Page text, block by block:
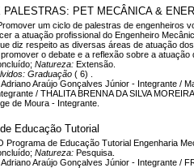
PALESTRAS: PET MECÂNICA &
um ciclo de palestras de engenheiros
a atuação profissional do Engenheiro
diz respeito as diversas áreas de atuação
o debate e a reflexão sobre a
Natureza: Extensão.
Graduação ( 6) .
Adriano Araújo Gonçalves Júnior - Integrante /
/ THALITA BRENNA DA SILVA
de Moura - Integrante.
Educação Tutorial
Programa de Educação Tutorial Engenharia
Natureza: Pesquisa.
Adriano Araújo Gonçalves Júnior - Integrante /